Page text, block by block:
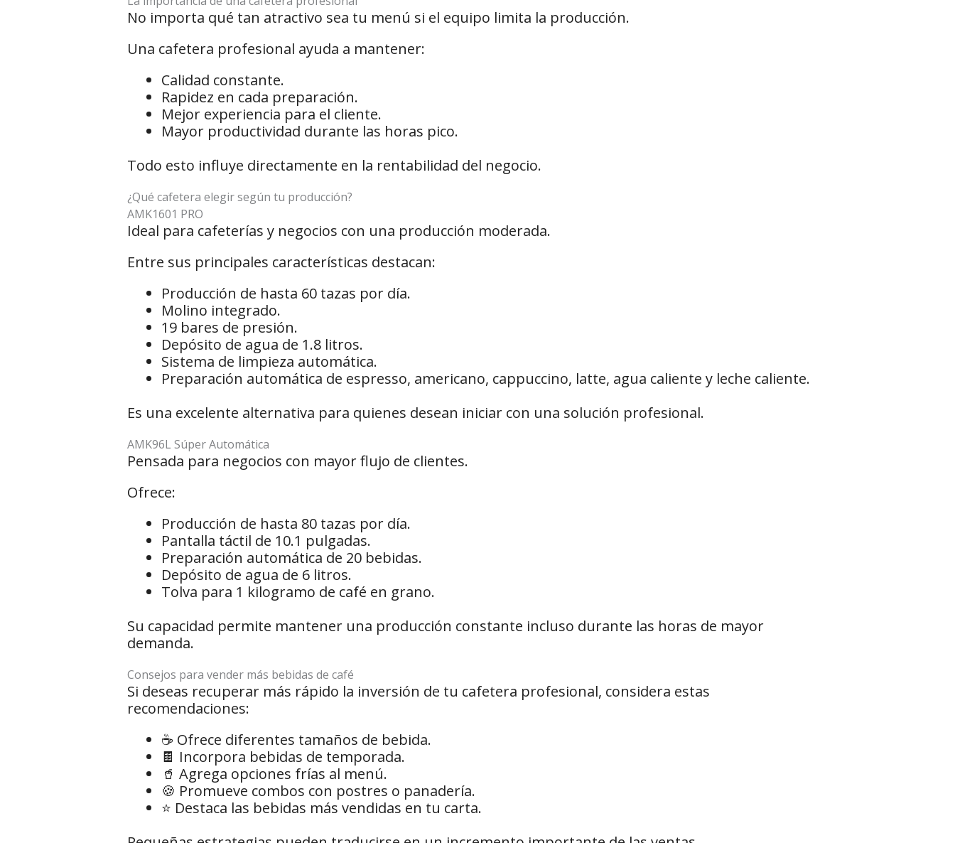
No importa qué tan atractivo sea tu menú si el equipo limita la producción.
Una cafetera profesional ayuda a mantener:
Calidad constante.
Rapidez en cada preparación.
Mejor experiencia para el cliente.
Mayor productividad durante las horas pico.
Todo esto influye directamente en la rentabilidad del negocio.
¿Qué cafetera elegir según tu producción?
AMK1601 PRO
Ideal para cafeterías y negocios con una producción moderada.
Entre sus principales características destacan:
Producción de hasta 60 tazas por día.
Molino integrado.
19 bares de presión.
Depósito de agua de 1.8 litros.
Sistema de limpieza automática.
Preparación automática de espresso, americano, cappuccino, latte, agua caliente y leche caliente.
Es una excelente alternativa para quienes desean iniciar con una solución profesional.
AMK96L Súper Automática
Pensada para negocios con mayor flujo de clientes.
Ofrece:
Producción de hasta 80 tazas por día.
Pantalla táctil de 10.1 pulgadas.
Preparación automática de 20 bebidas.
Depósito de agua de 6 litros.
Tolva para 1 kilogramo de café en grano.
Su capacidad permite mantener una producción constante incluso durante las horas de mayor
demanda.
Consejos para vender más bebidas de café
Si deseas recuperar más rápido la inversión de tu cafetera profesional, considera estas
recomendaciones:
☕ Ofrece diferentes tamaños de bebida.
🍫 Incorpora bebidas de temporada.
🥤 Agrega opciones frías al menú.
🍪 Promueve combos con postres o panadería.
⭐ Destaca las bebidas más vendidas en tu carta.